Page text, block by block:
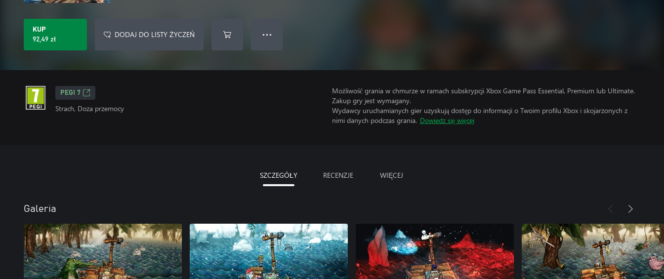
KUP
92,49 zł
DODAJ DO LISTY ŻYCZEŃ ● ● ●
PEGI 7
Strach, Doza przemocy
Możliwość grania w chmurze w ramach subskrypcji Xbox Game Pass Essential, Premium lub Ultimate.
Zakup gry jest wymagany.
Wydawcy uruchamianych gier uzyskują dostęp do informacji o Twoim profilu Xbox i skojarzonych z
nimi danych podczas grania. Dowiedz się więcej
SZCZEGÓŁY RECENZJE WIĘCEJ
Galeria